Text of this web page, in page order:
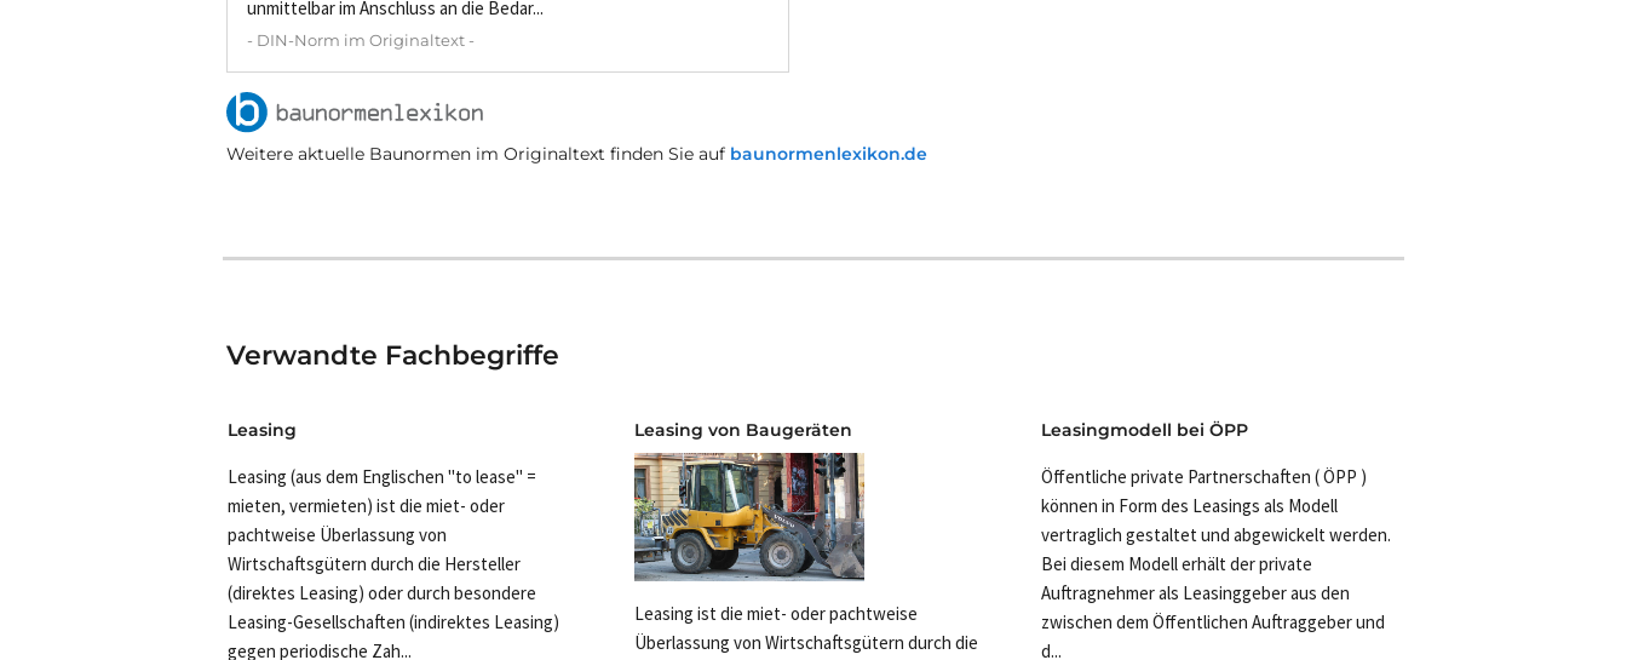
unmittelbar im Anschluss an die Bedar...
- DIN-Norm im Originaltext -
Weitere aktuelle Baunormen im Originaltext finden Sie auf baunormenlexikon.de
Verwandte Fachbegriffe
Leasing
Leasing (aus dem Englischen "to lease" =
mieten, vermieten) ist die miet- oder
pachtweise Überlassung von
Wirtschaftsgütern durch die Hersteller
(direktes Leasing) oder durch besondere
Leasing-Gesellschaften (indirektes Leasing)
gegen periodische Zah...
Leasing von Baugeräten
Leasing ist die miet- oder pachtweise
Überlassung von Wirtschaftsgütern durch die
Leasingmodell bei ÖPP
Öffentliche private Partnerschaften ( ÖPP )
können in Form des Leasings als Modell
vertraglich gestaltet und abgewickelt werden.
Bei diesem Modell erhält der private
Auftragnehmer als Leasinggeber aus den
zwischen dem Öffentlichen Auftraggeber und
d...